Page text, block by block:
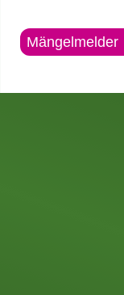
Mängelmelder